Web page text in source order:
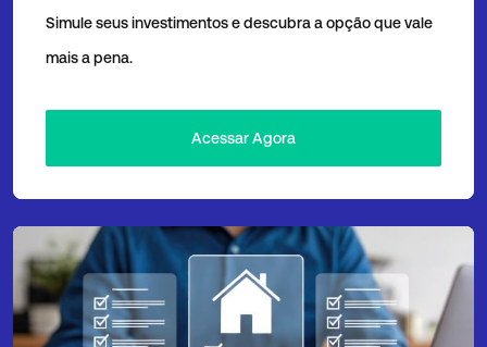
Simule seus investimentos e descubra a opção que vale
mais a pena.
Acessar Agora